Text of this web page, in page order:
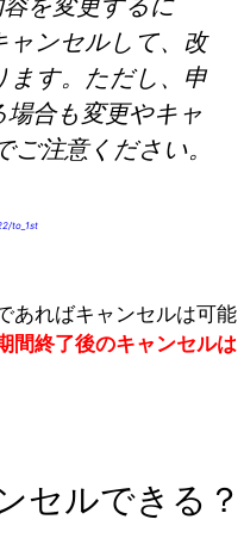
ャンセルして、改
ます。ただし、申
合も変更やキャ
注意ください。
to_1st
あればキャンセルは可能
間終了後のキャンセルは
セルできる？